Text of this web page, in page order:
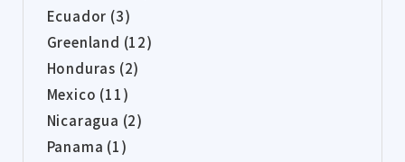
Ecuador (3)
Greenland (12)
Honduras (2)
Mexico (11)
Nicaragua (2)
Panama (1)